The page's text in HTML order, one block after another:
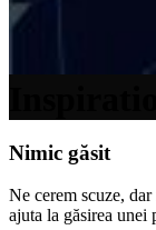
Nimic găsit
Ne cerem scuze,
ajuta la găsirea unei